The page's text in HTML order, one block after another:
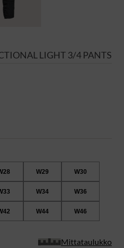
LIGHT 3/4 PANTS
W29 W30
W34 W36
W44 W46
Mittataulukko